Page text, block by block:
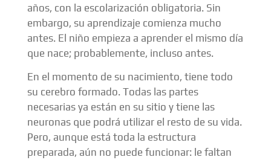
años, con la escolarización obligatoria. Sin
embargo, su aprendizaje comienza mucho
antes. El niño empieza a aprender el mismo día
que nace; probablemente, incluso antes.
En el momento de su nacimiento, tiene todo
su cerebro formado. Todas las partes
necesarias ya están en su sitio y tiene las
neuronas que podrá utilizar el resto de su vida.
Pero, aunque está toda la estructura
preparada, aún no puede funcionar: le faltan